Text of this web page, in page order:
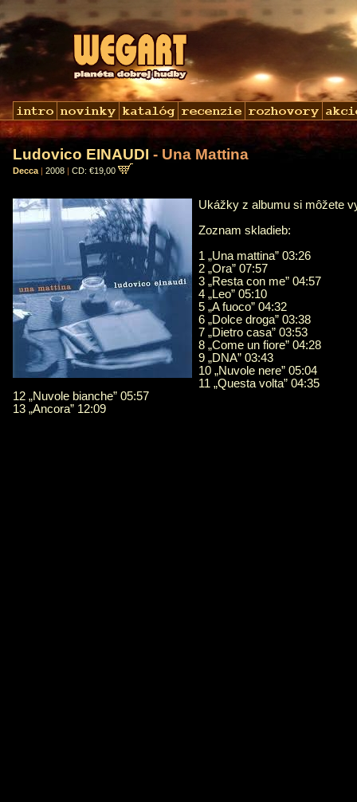
Ludovico EINAUDI - Una Mattina
Decca | 2008 | CD: €19,00
Ukážky z albumu si môžete
Zoznam skladieb:
1 „Una mattina” 03:26
2 „Ora” 07:57
3 „Resta con me” 04:57
4 „Leo” 05:10
5 „A fuoco” 04:32
6 „Dolce droga” 03:38
7 „Dietro casa” 03:53
8 „Come un fiore” 04:28
9 „DNA” 03:43
10 „Nuvole nere” 05:04
11 „Questa volta” 04:35
12 „Nuvole bianche” 05:57
13 „Ancora” 12:09